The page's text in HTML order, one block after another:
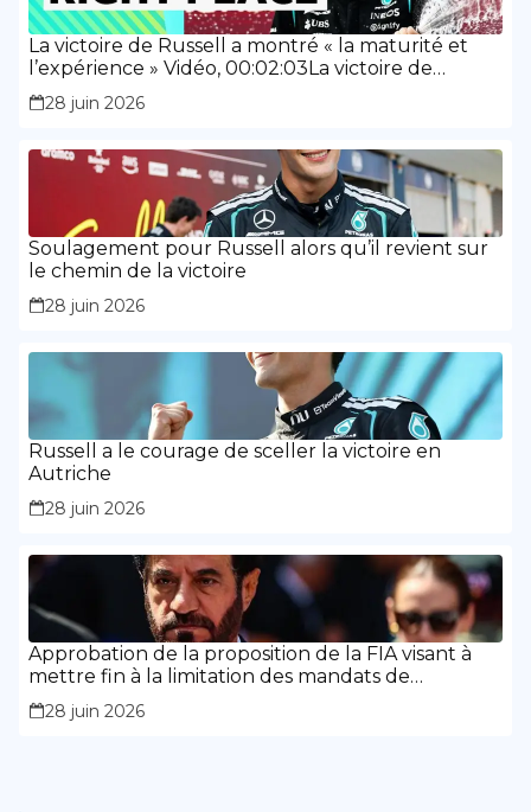
La victoire de Russell a montré « la maturité et
l’expérience » Vidéo, 00:02:03La victoire de
Russell a montré « la maturité et l’expérience »
28 juin 2026
Soulagement pour Russell alors qu’il revient sur
le chemin de la victoire
28 juin 2026
Russell a le courage de sceller la victoire en
Autriche
28 juin 2026
Approbation de la proposition de la FIA visant à
mettre fin à la limitation des mandats de
présidence
28 juin 2026